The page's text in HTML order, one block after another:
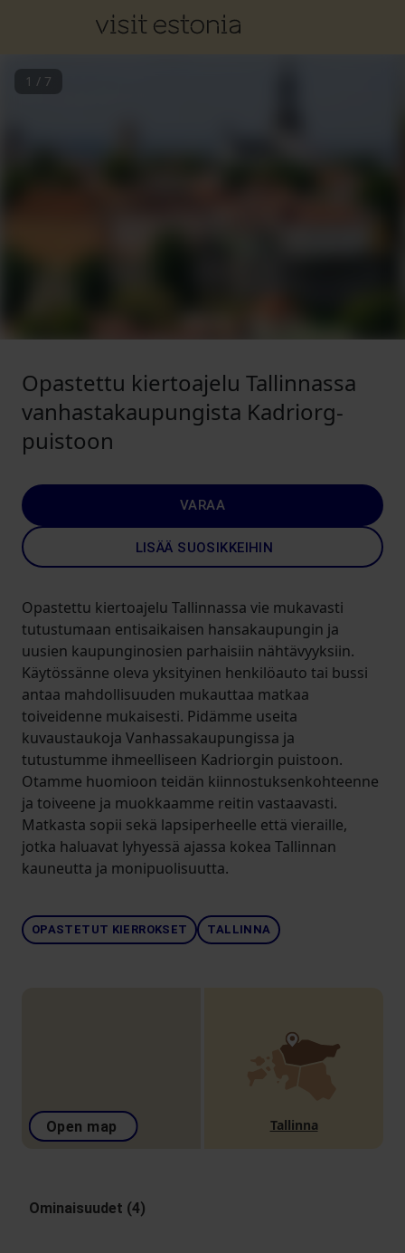
1 / 7
Opastettu kiertoajelu Tallinnassa
vanhastakaupungista Kadriorg-
puistoon
VARAA
LISÄÄ SUOSIKKEIHIN
Opastettu kiertoajelu Tallinnassa vie mukavasti
tutustumaan entisaikaisen hansakaupungin ja
uusien kaupunginosien parhaisiin nähtävyyksiin.
Käytössänne oleva yksityinen henkilöauto tai bussi
antaa mahdollisuuden mukauttaa matkaa
toiveidenne mukaisesti. Pidämme useita
kuvaustaukoja Vanhassakaupungissa ja
tutustumme ihmeelliseen Kadriorgin puistoon.
Otamme huomioon teidän kiinnostuksenkohteenne
ja toiveene ja muokkaamme reitin vastaavasti.
Matkasta sopii sekä lapsiperheelle että vieraille,
jotka haluavat lyhyessä ajassa kokea Tallinnan
kauneutta ja monipuolisuutta.
OPASTETUT KIERROKSET TALLINNA
Open map Tallinna
Ominaisuudet (4)